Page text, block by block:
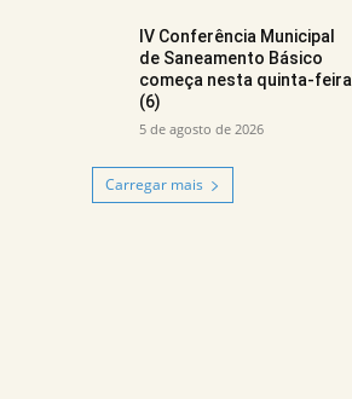
IV Conferência Municipal
de Saneamento Básico
começa nesta quinta-feira
(6)
5 de agosto de 2026
Carregar mais